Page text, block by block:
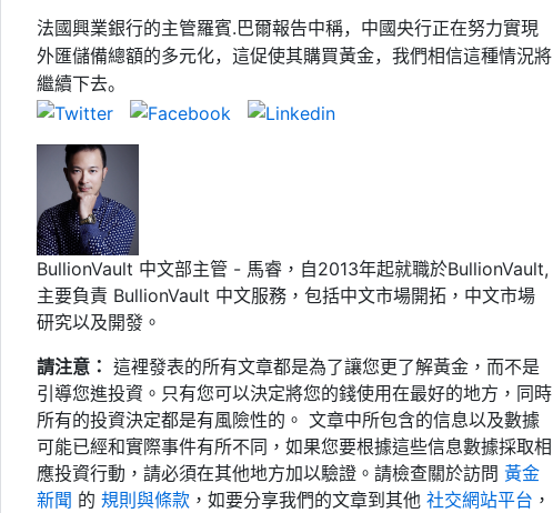
法國興業銀行的主管羅賓. 巴爾報告中稱，中國央行正在努力實現
外匯儲備總額的多元化，這促使其購買黃金，我們相信這種情況將
繼續下去。
BullionVault 中文部主管 - 馬睿，自2013年起就職於BullionVault,
主要負責 BullionVault 中文服務，包括中文市場開拓，中文市場
研究以及開發。
請注意： 這裡發表的所有文章都是為了讓您更了解黃金，而不是
引導您進投資。只有您可以決定將您的錢使用在最好的地方，同時
所有的投資決定都是有風險性的。 文章中所包含的信息以及數據
可能已經和實際事件有所不同，如果您要根據這些信息數據採取相
應投資行動，請必須在其他地方加以驗證。請檢查關於訪問 黃金
新聞 的 規則與條款 ，如要分享我們的文章到其他 社交網站平台 ，